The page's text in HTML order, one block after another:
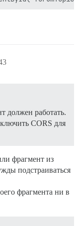
должен работать.
CORS для
фрагмент из
подстраиваться
фрагмента ни в